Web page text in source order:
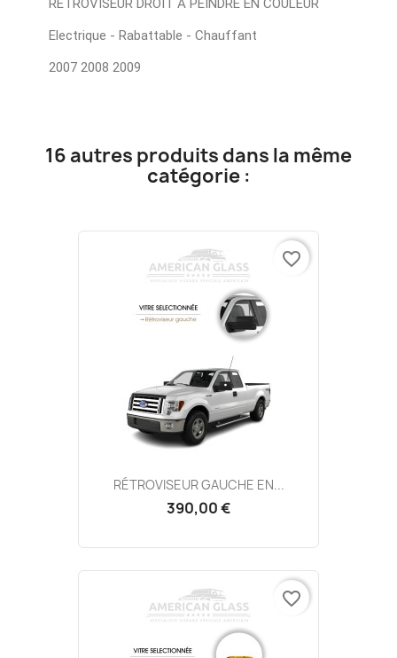
RÉTROVISEUR DROIT A PEINDRE EN COULEUR
Electrique - Rabattable - Chauffant
2007 2008 2009
16 autres produits dans la même
catégorie :
RÉTROVISEUR GAUCHE EN...
390,00 €
favorite_border
favorite_border